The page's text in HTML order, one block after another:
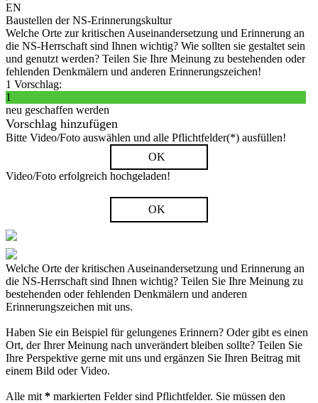
EN
Baustellen der NS-Erinnerungskultur
Welche Orte zur kritischen Auseinandersetzung und Erinnerung an
die NS-Herrschaft sind Ihnen wichtig? Wie sollten sie gestaltet sein
und genutzt werden? Teilen Sie Ihre Meinung zu bestehenden oder
fehlenden Denkmälern und anderen Erinnerungszeichen!
1 Vorschlag:
1
neu geschaffen werden
Vorschlag hinzufügen
Bitte Video/Foto auswählen und alle Pflichtfelder(*) ausfüllen!
OK
Video/Foto erfolgreich hochgeladen!
OK
Welche Orte der kritischen Auseinandersetzung und Erinnerung an
die NS-Herrschaft sind Ihnen wichtig? Teilen Sie Ihre Meinung zu
bestehenden oder fehlenden Denkmälern und anderen
Erinnerungszeichen mit uns.
Haben Sie ein Beispiel für gelungenes Erinnern? Oder gibt es einen
Ort, der Ihrer Meinung nach unverändert bleiben sollte? Teilen Sie
Ihre Perspektive gerne mit uns und ergänzen Sie Ihren Beitrag mit
einem Bild oder Video.
Alle mit * markierten Felder sind Pflichtfelder. Sie müssen den